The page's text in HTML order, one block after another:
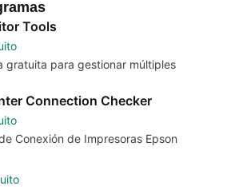
Tools
gratuita para gestionar múltiples
Connection Checker
Conexión de Impresoras Epson